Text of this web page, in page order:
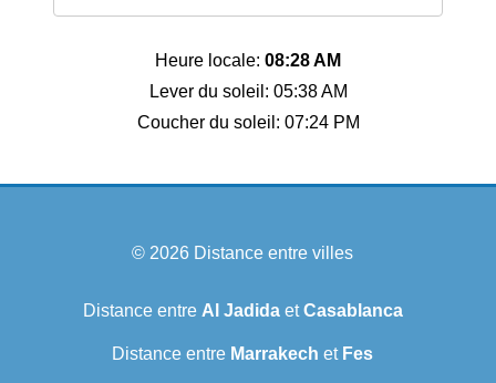
Heure locale: 08:28 AM
Lever du soleil: 05:38 AM
Coucher du soleil: 07:24 PM
© 2026 Distance entre villes
Distance entre Al JadidaetCasablanca
Distance entre Marrakech et Fes